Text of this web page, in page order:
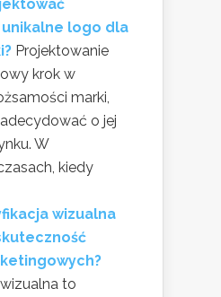
logo dla
Projektowanie
krok w
marki,
o jej
W
kiedy
wizualna
to